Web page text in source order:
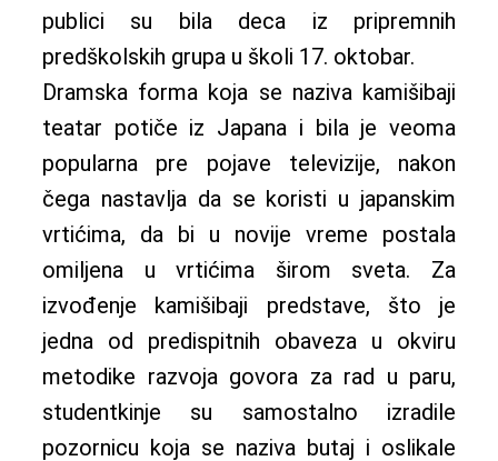
publici su bila deca iz pripremnih
predškolskih grupa u školi 17. oktobar.
Dramska forma koja se naziva kamišibaji
teatar potiče iz Japana i bila je veoma
popularna pre pojave televizije, nakon
čega nastavlja da se koristi u japanskim
vrtićima, da bi u novije vreme postala
omiljena u vrtićima širom sveta. Za
izvođenje kamišibaji predstave, što je
jedna od predispitnih obaveza u okviru
metodike razvoja govora za rad u paru,
studentkinje su samostalno izradile
pozornicu koja se naziva butaj i oslikale